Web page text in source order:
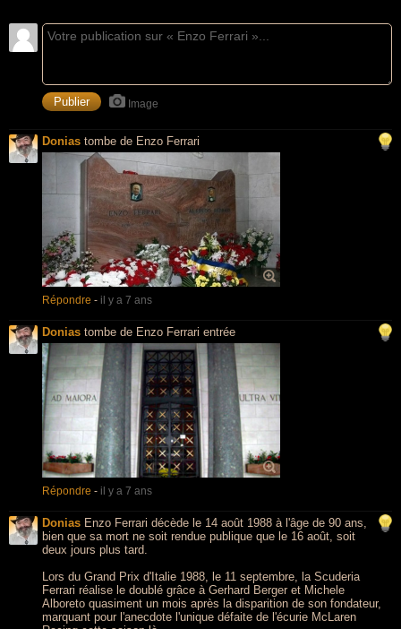
Image
Donias tombe de Enzo Ferrari
Répondre - il y a 7 ans
Donias tombe de Enzo Ferrari entrée
Répondre - il y a 7 ans
Donias Enzo Ferrari décède le 14 août 1988 à l'âge de 90 ans,
bien que sa mort ne soit rendue publique que le 16 août, soit
deux jours plus tard.
Lors du Grand Prix d'Italie 1988, le 11 septembre, la Scuderia
Ferrari réalise le doublé grâce à Gerhard Berger et Michele
Alboreto quasiment un mois après la disparition de son fondateur,
marquant pour l'anecdote l'unique défaite de l'écurie McLaren